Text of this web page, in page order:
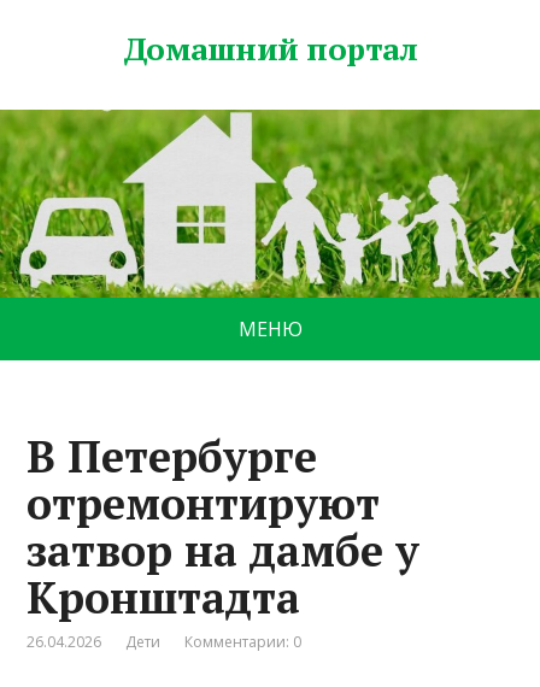
Домашний портал
МЕНЮ
В Петербурге
отремонтируют
затвор на дамбе у
Кронштадта
26.04.2026 Дети Комментарии: 0